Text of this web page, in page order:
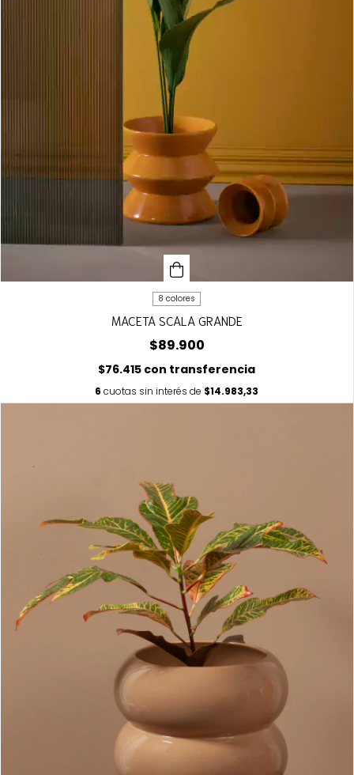
8 colores
MACETA SCALA GRANDE
$89.900
$76.415 con transferencia
6 cuotas sin interés de $14.983,33